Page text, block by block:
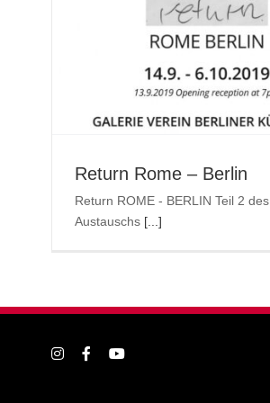
Return Rome – Berlin
Return ROME - BERLIN Teil 2
Austauschs [...]